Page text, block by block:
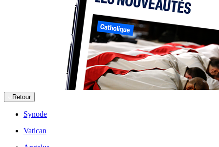
Retour
Synode
Vatican